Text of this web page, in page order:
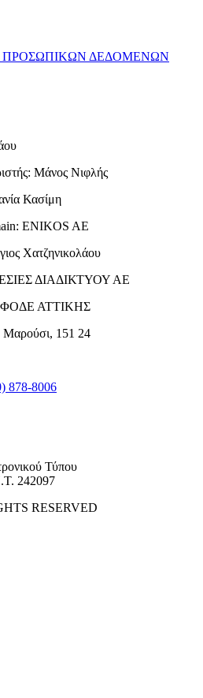
ΠΡΟΣΩΠΙΚΩΝ ΔΕΔΟΜΕΝΩΝ
Μάνος Νιφλής
Κασίμη
ENIKOS AE
Χατζηνικολάου
ΔΙΑΔΙΚΤΥΟΥ ΑΕ
ΑΤΤΙΚΗΣ
151 24
878-8006
Τύπου
242097
RESERVED